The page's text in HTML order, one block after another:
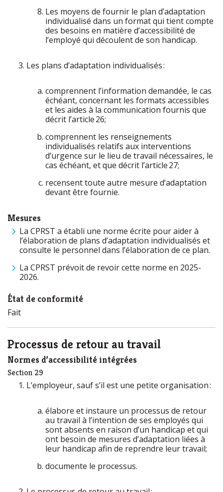
Les moyens de fournir le plan d’adaptation
individualisé dans un format qui tient compte
des besoins en matière d’accessibilité de
l’employé qui découlent de son handicap.
Les plans d’adaptation individualisés :
comprennent l’information demandée, le cas
échéant, concernant les formats accessibles
et les aides à la communication fournis que
décrit l’article 26;
comprennent les renseignements
individualisés relatifs aux interventions
d’urgence sur le lieu de travail nécessaires, le
cas échéant, et que décrit l’article 27;
recensent toute autre mesure d’adaptation
devant être fournie.
Mesures
La CPRST a établi une norme écrite pour aider à
l’élaboration de plans d’adaptation individualisés et
consulte le personnel dans l’élaboration de ce plan.
La CPRST prévoit de revoir cette norme en 2025-
2026.
État de conformité
Fait
Processus de retour au travail
Normes d’accessibilité intégrées
Section 29
L’employeur, sauf s’il est une petite organisation :
élabore et instaure un processus de retour
au travail à l’intention de ses employés qui
sont absents en raison d’un handicap et qui
ont besoin de mesures d’adaptation liées à
leur handicap afin de reprendre leur travail;
documente le processus.